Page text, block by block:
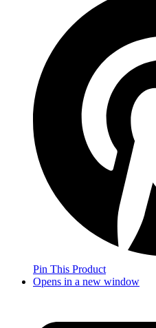
Pin This Product
Opens in a new window